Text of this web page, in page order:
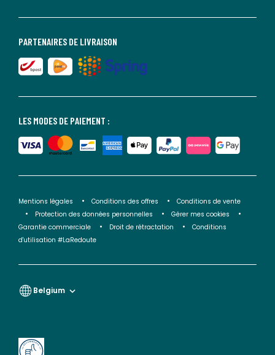
LES MODES DE PAIEMENT :
PARTENAIRES DE LIVRAISON
Mentions légales Conditions des offres
Conditions de vente
Protection des données personnelles
Gérer mes cookies
Garantie commerciale
Droit de rétractation
Conditions
d'utilisation #LaRedoute
Belgium